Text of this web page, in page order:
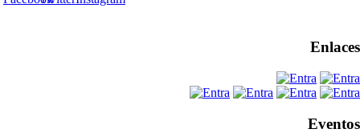
Enlaces
Eventos